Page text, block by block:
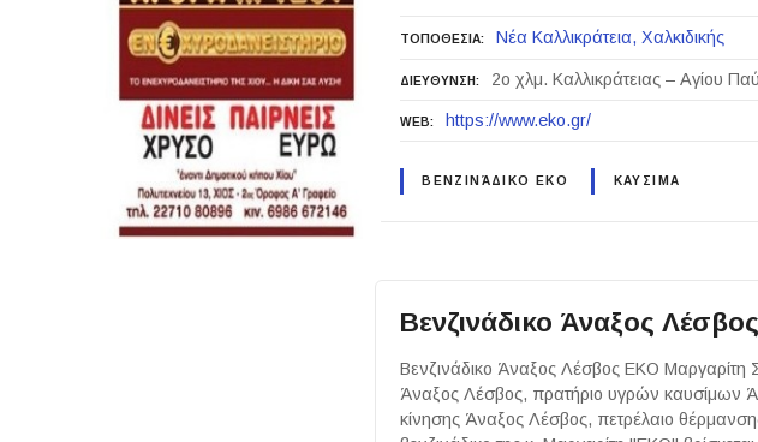
ΤΟΠΟΘΕΣΙΑ Νέα Καλλικράτεια Χαλκιδικής
ΔΙΕΥΘΥΝΣΗ 2ο χλμ. Καλλικράτειας – Αγίου
WEB https://www.eko.gr/
ΒΕΝΖΙΝΆΔΙΚΟ EKO ΚΑΥΣΙΜΑ
Βενζινάδικο Άναξος
Βενζινάδικο Άναξος Λέσβος ΕΚΟ Μαργαρίτη
Άναξος Λέσβος, πρατήριο υγρών καυσίμων
κίνησης Άναξος Λέσβος, πετρέλαιο